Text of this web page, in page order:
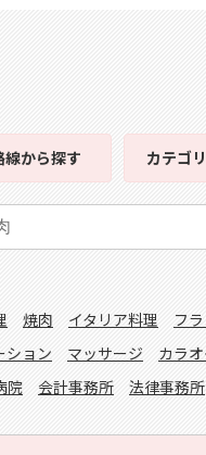
線から探す カテゴ
焼肉 イタリア料理
フ
ション マッサージ
カラ
院 会計事務所 法律事務所